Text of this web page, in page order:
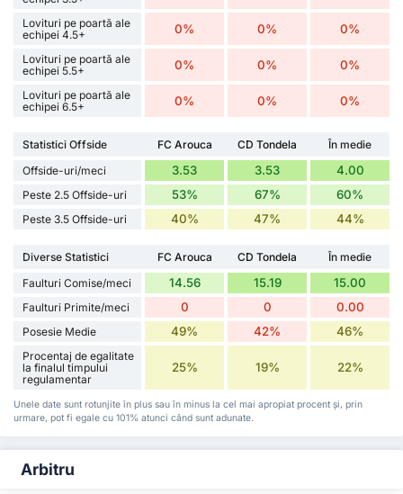
Lovituri pe poartă ale
echipei 4.5+
0% 0% 0%
Lovituri pe poartă ale
echipei 5.5+
0% 0% 0%
Lovituri pe poartă ale
echipei 6.5+
0% 0% 0%
Statistici Offside FC Arouca CD Tondela
În medie
Offside-uri/meci
3.53 3.53 4.00
Peste 2.5 Offside-uri 53% 67% 60%
Peste 3.5 Offside-uri 40% 47% 44%
Diverse Statistici FC Arouca CD Tondela
În medie
Faulturi Comise/meci
14.56 15.19 15.00
Faulturi Primite/meci 0 0 0.00
Posesie Medie 49% 42% 46%
Procentaj de egalitate
la finalul timpului
regulamentar
25% 19% 22%
Unele date sunt rotunjite în plus sau în minus la cel mai apropiat procent și, prin
urmare, pot fi egale cu 101% atunci când sunt adunate.
Arbitru